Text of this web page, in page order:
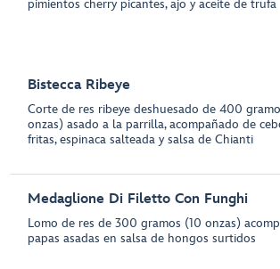
pimientos cherry picantes, ajo y aceite de trufa
Bistecca Ribeye
Corte de res ribeye deshuesado de 400
onzas) asado a la parrilla, acompañado de
fritas, espinaca salteada y salsa de Chianti
Medaglione Di Filetto Con Funghi
Lomo de res de 300 gramos (10 onzas)
papas asadas en salsa de hongos surtidos